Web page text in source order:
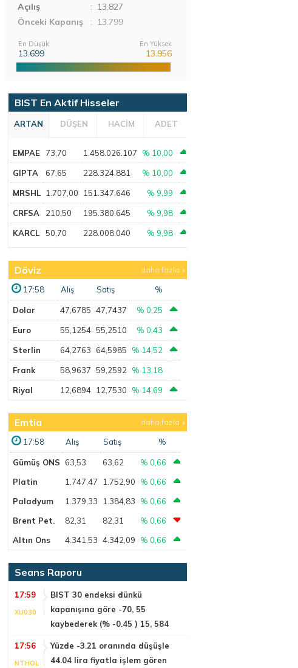
Açılış
: 13.827
Önceki Kapanış
: 13.799
En Düşük
13.699
En Yüksek
13.956
BIST En Aktif Hisseler
ARTAN DÜŞEN HACİM ADET
EMPAE 73,70 1.458.026.107 % 10,00
GIPTA 67,65 228.324.881 % 10,00
MRSHL 1.707,00 151.347.646 % 9,99
CRFSA 210,50 195.380.645 % 9,98
KARCL 50,70 228.008.040 % 9,98
Döviz daha fazla
17:58 Alış Satış %
Dolar 47,6785 47,7437 % 0,25
Euro 55,1254 55,2510 % 0,43
Sterlin 64,2763 64,5985 % 14,52
Frank 58,9637 59,2592 % 13,18
Riyal 12,6894 12,7530 % 14,69
Emtia daha fazla
17:58 Alış Satış %
Gümüş ONS 63,53 63,62
% 0,66
Platin
1.747,47 1.752,90
% 0,66
Paladyum
1.379,33 1.384,83
% 0,66
Brent Pet.
82,31 82,31
% 0,66
Altın Ons
4.341,53 4.342,09 % 0,66
Seans Raporu
17:59
XU030
BIST 30 endeksi dünkü
kapanışına göre -70, 55
kaybederek (% -0.45 ) 15, 584
17:56
NTHOL
Yüzde -3.21 oranında düşüşle
44.04 lira fiyatla işlem gören